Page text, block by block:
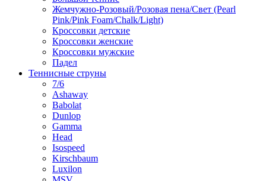
Жемчужно-Розовый/Розовая пена/Свет (Pearl
Pink/Pink Foam/Chalk/Light)
Кроссовки детские
Кроссовки женские
Кроссовки мужские
Падел
Теннисные струны
7/6
Ashaway
Babolat
Dunlop
Gamma
Head
Isospeed
Kirschbaum
Luxilon